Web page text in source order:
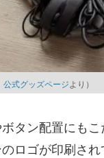
公式グッズページより）
タン配置にも
ロゴが印刷さ